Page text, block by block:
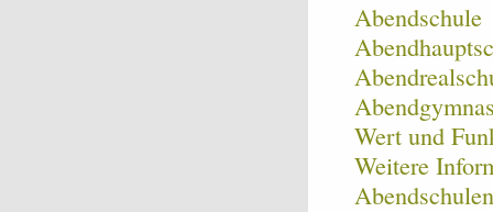
Abendschule
Wert und
Weitere